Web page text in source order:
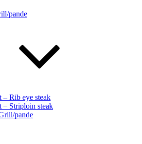
pande
– Rib eye steak
– Striploin steak
pande